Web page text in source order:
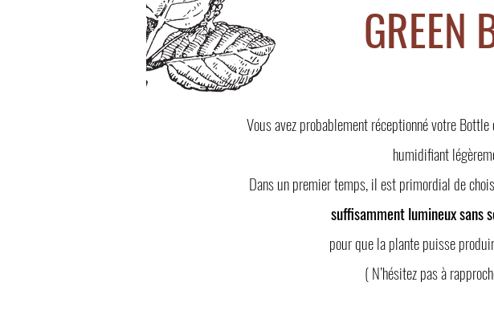
GREEN
Vous avez probablement réceptionné votre
humidifiant
Dans un premier temps, il est primordial de
suffisamment lumineux sans
pour que la plante puisse
( N’hésitez pas à